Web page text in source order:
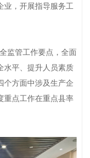
业，开展指导服务工
监管工作要点，全面
水平、提升人员素质
个方面中涉及生产企
重点工作在重点县率